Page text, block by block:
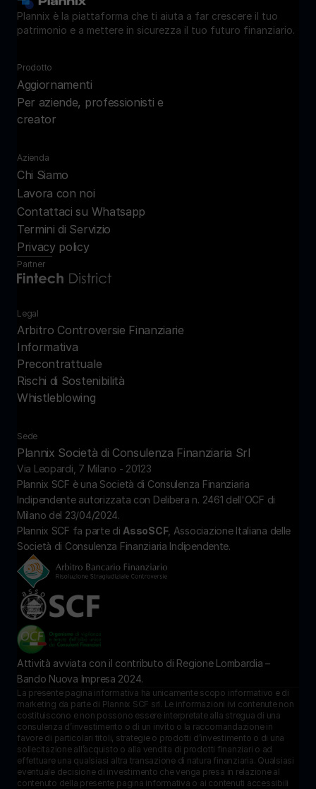
La presente pagina informativa ha unicamente scopo informativo e di
marketing da parte di Plannix SCF srl. Le informazioni ivi contenute non
costituiscono e non possono essere interpretate alla stregua di una
consulenza d’investimento o di un invito o la raccomandazione in
favore di particolari titoli, strategie o prodotti d’investimento o di una
sollecitazione all’acquisto o alla vendita di prodotti finanziari o ad
effettuare una qualsiasi altra transazione di natura finanziaria. Qualsiasi
eventuale decisione di investimento che venga presa in relazione al
contenuto della presente pagina informativa o ai contenuti accessibili
Prodotto
Aggiornamenti
Per aziende, professionisti e
creator
Azienda
Chi Siamo
Lavora con noi
Contattaci su Whatsapp
Termini di Servizio
Privacy policy
Partner
Sede
Plannix Società di Consulenza Finanziaria Srl
Via Leopardi, 7 Milano - 20123
Plannix è la piattaforma che ti aiuta a far crescere il tuo
patrimonio e a mettere in sicurezza il tuo futuro finanziario.
Legal
Arbitro Controversie Finanziarie
Informativa
Precontrattuale
Rischi di Sostenibilità
Whistleblowing
Plannix SCF è una Società di Consulenza Finanziaria
Indipendente autorizzata con Delibera n. 2461 dell'OCF di
Milano del 23/04/2024.
Plannix SCF fa parte di AssoSCF, Associazione Italiana delle
Società di Consulenza Finanziaria Indipendente.
Attività avviata con il contributo di Regione Lombardia –
Bando Nuova Impresa 2024.